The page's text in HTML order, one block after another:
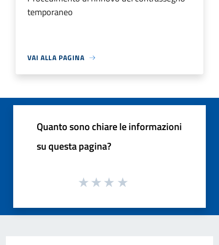
temporaneo
VAI ALLA PAGINA
Quanto sono chiare le informazioni
su questa pagina?